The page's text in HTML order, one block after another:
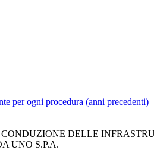
per ogni procedura (anni precedenti)
DELLE
UNO S.P.A.